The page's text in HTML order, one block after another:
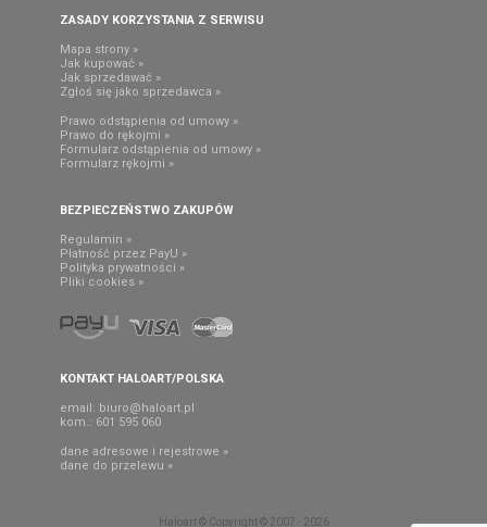
ZASADY KORZYSTANIA Z SERWISU
Mapa strony »
Jak kupować »
Jak sprzedawać »
Zgłoś się jako sprzedawca »
Prawo odstąpienia od umowy »
Prawo do rękojmi »
Formularz odstąpienia od umowy »
Formularz rękojmi »
BEZPIECZEŃSTWO ZAKUPÓW
Regulamin »
Płatność przez PayU »
Polityka prywatności »
Pliki cookies »
KONTAKT HALOART/POLSKA
email: biuro@haloart.pl
kom.: 601 595 060
dane adresowe i rejestrowe »
dane do przelewu »
Haloart © Copyright © 2007 - 2026